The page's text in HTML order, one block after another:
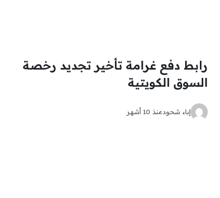
رابط دفع غرامة تأخير تجديد رخصة
السوق الكويتية
إباء شحودمنذ 10 أشهر